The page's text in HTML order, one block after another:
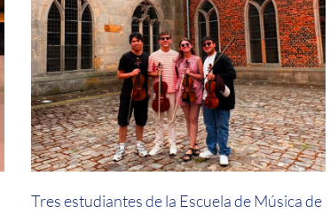
Tres estudiantes de la Escuela de Música de